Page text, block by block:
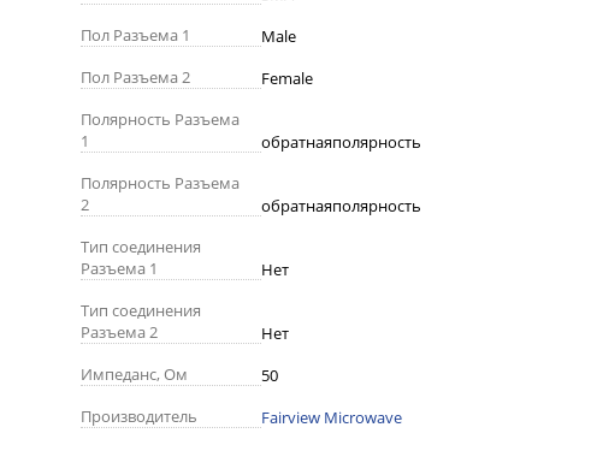
Пол Разъема 1
Male
Пол Разъема 2
Female
Полярность Разъема
1
обратнаяполярность
Полярность Разъема
2
обратнаяполярность
Тип соединения
Разъема 1
Нет
Тип соединения
Разъема 2
Нет
Импеданс, Ом
50
Производитель
Fairview Microwave